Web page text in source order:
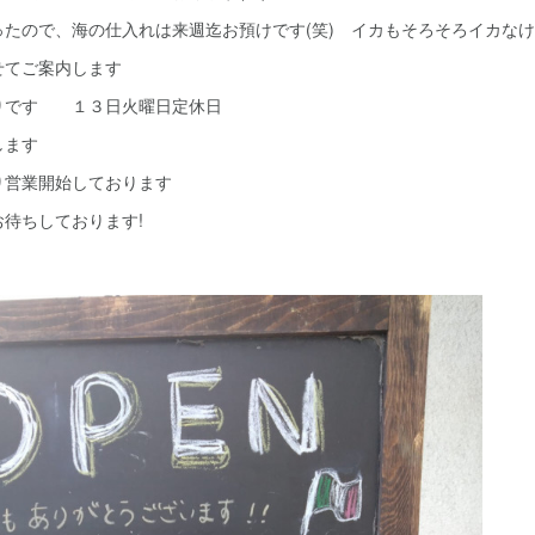
ので、海の仕入れは来週迄お預けです(笑) イカもそろそろイカな
ご案内します
です １３日火曜日定休日
す
業開始しております
ちしております!